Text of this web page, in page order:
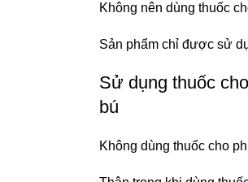
Không nên dùng thuốc
Sản phẩm chỉ được sử
Sử dụng thuốc
bú
Không dùng thuốc cho